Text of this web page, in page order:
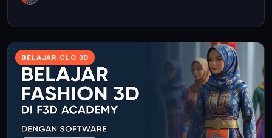
BELAJAR CLO 3D